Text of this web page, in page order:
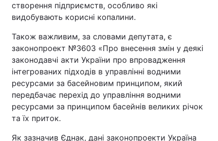
створення підприємств, особливо які
видобувають корисні копалини.
Також важливим, за словами депутата, є
законопроект №3603 «Про внесення змін у деякі
законодавчі акти України про впровадження
інтегрованих підходів в управлінні водними
ресурсами за басейновим принципом, який
передбачає перехід до управління водними
ресурсами за принципом басейнів великих річок
та їх приток.
Як зазначив Єднак, дані законопроекти Україна